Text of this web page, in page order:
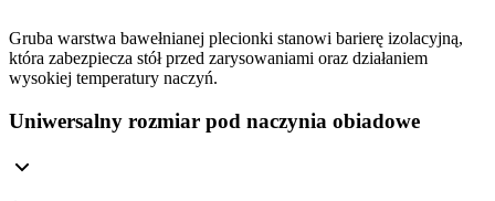
Gruba warstwa bawełnianej plecionki stanowi barierę izolacyjną,
która zabezpiecza stół przed zarysowaniami oraz działaniem
wysokiej temperatury naczyń.
Uniwersalny rozmiar pod naczynia obiadowe